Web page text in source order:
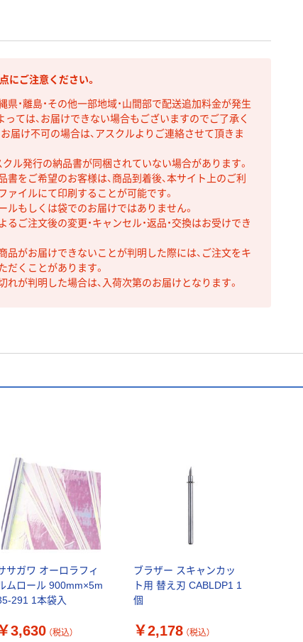
にご注意ください。
県・離島・その他一部地域・山間部で配送追加料金が発生
っては、お届けできない場合もございますのでご了承く
お届け不可の場合は、アスクルよりご連絡させて頂きま
クル発行の納品書が同梱されていない場合があります。
書をご希望のお客様は、商品到着後、本サイト上のご利
ァイルにて印刷することが可能です。
ルもしくは袋でのお届けではありません。
るご注文後の変更・キャンセル・返品・交換はお受けでき
品がお届けできないことが判明した際には、ご注文をキ
だくことがあります。
れが判明した場合は、入荷次第のお届けとなります。
サガワ オーロラフィ
ムロール 900mm×5m
291 1本袋入
3,630 （税込）
ブラザー スキャンカッ
ト用 替え刃 CABLDP1 1
個
￥2,178 （税込）